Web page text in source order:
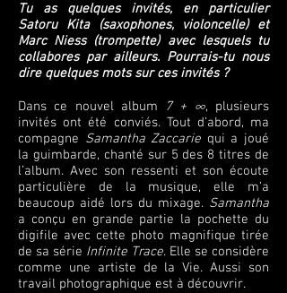
Tu as quelques invités, en particulier
Satoru Kita (saxophones, violoncelle) et
Marc Niess (trompette) avec lesquels tu
collabores par ailleurs. Pourrais-tu nous
dire quelques mots sur ces invités ?
Dans ce nouvel album 7 + ∞, plusieurs
invités ont été conviés. Tout d’abord, ma
compagne Samantha Zaccarie qui a joué
la guimbarde, chanté sur 5 des 8 titres de
l’album. Avec son ressenti et son écoute
particulière de la musique, elle m’a
beaucoup aidé lors du mixage. Samantha
a conçu en grande partie la pochette du
digifile avec cette photo magnifique tirée
de sa série Infinite Trace. Elle se considère
comme une artiste de la Vie. Aussi son
travail photographique est à découvrir.